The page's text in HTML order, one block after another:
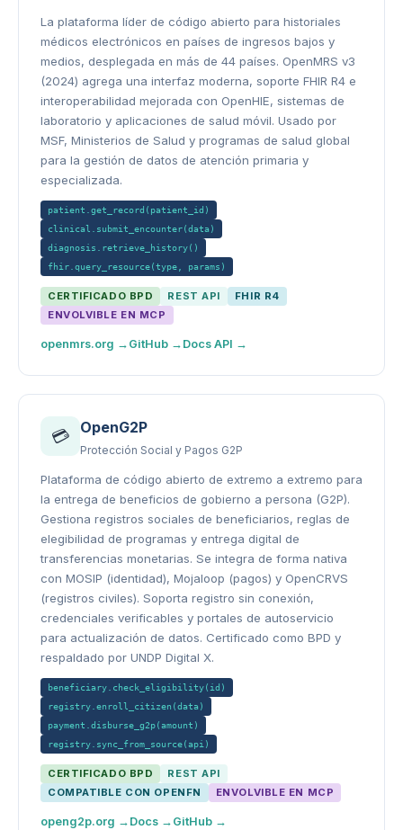
La plataforma líder de código abierto para historiales
médicos electrónicos en países de ingresos bajos y
medios, desplegada en más de 44 países. OpenMRS v3
(2024) agrega una interfaz moderna, soporte FHIR R4 e
interoperabilidad mejorada con OpenHIE, sistemas de
laboratorio y aplicaciones de salud móvil. Usado por
MSF, Ministerios de Salud y programas de salud global
para la gestión de datos de atención primaria y
especializada.
patient.get_record(patient_id)
clinical.submit_encounter(data)
diagnosis.retrieve_history()
fhir.query_resource(type, params)
CERTIFICADO BPD REST API
FHIR R4
ENVOLVIBLE EN MCP
openmrs.org → GitHub → Docs API →
💳 OpenG2P
Protección Social y Pagos G2P
Plataforma de código abierto de extremo a extremo para
la entrega de beneficios de gobierno a persona (G2P).
Gestiona registros sociales de beneficiarios, reglas de
elegibilidad de programas y entrega digital de
transferencias monetarias. Se integra de forma nativa
con MOSIP (identidad), Mojaloop (pagos) y OpenCRVS
(registros civiles). Soporta registro sin conexión,
credenciales verificables y portales de autoservicio
para actualización de datos. Certificado como BPD y
respaldado por UNDP Digital X.
beneficiary.check_eligibility(id)
registry.enroll_citizen(data)
payment.disburse_g2p(amount)
registry.sync_from_source(api)
CERTIFICADO BPD
REST API
COMPATIBLE CON OPENFN
ENVOLVIBLE EN MCP
openg2p.org → Docs → GitHub →